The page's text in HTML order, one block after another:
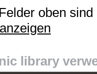
oben
library